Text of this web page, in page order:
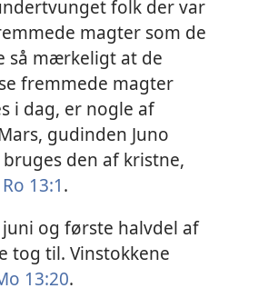
folk der var
magter som de
så mærkeligt at de
fremmede magter
i dag, er nogle af
gudinden Juno
den af kristne,
Ro 13:1.
og første halvdel af
tog til. Vinstokkene
13:20.